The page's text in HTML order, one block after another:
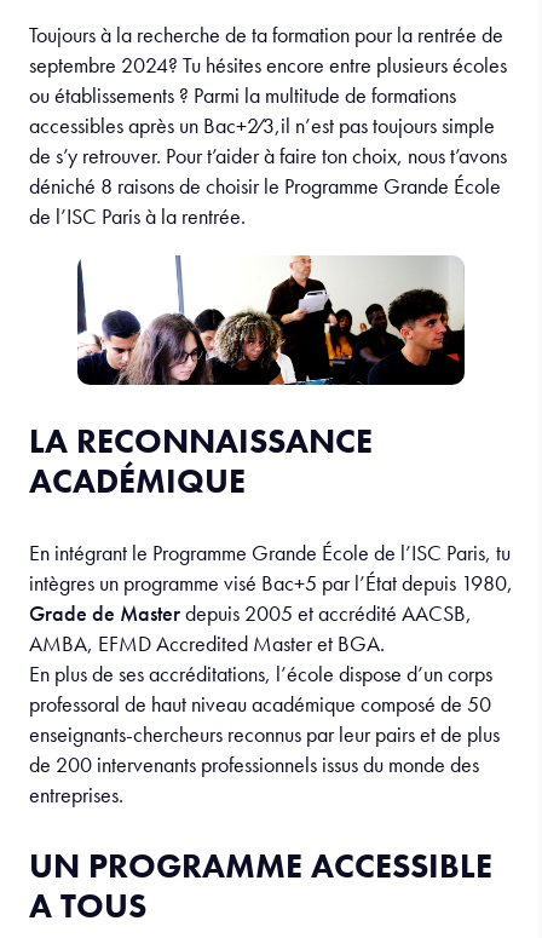
Toujours à la recherche de ta formation pour la rentrée de
septembre 2024? Tu hésites encore entre plusieurs écoles
ou établissements ? Parmi la multitude de formations
accessibles après un Bac+2⁄3,il n’est pas toujours simple
de s’y retrouver. Pour t’aider à faire ton choix, nous t’avons
déniché 8 raisons de choisir le Programme Grande École
de l’ISC Paris à la rentrée.
LA RECONNAISSANCE
ACADÉMIQUE
En intégrant le Programme Grande École de l’ISC Paris, tu
intègres un programme visé Bac+5 par l’État depuis 1980,
Grade de Masterdepuis 2005 et accrédité AACSB,
AMBA, EFMD Accredited Master et BGA.
En plus de ses accréditations, l’école dispose d’un corps
professoral de haut niveau académique composé de 50
enseignants-chercheurs reconnus par leur pairs et de plus
de 200 intervenants professionnels issus du monde des
entreprises.
UN PROGRAMME ACCESSIBLE
A TOUS